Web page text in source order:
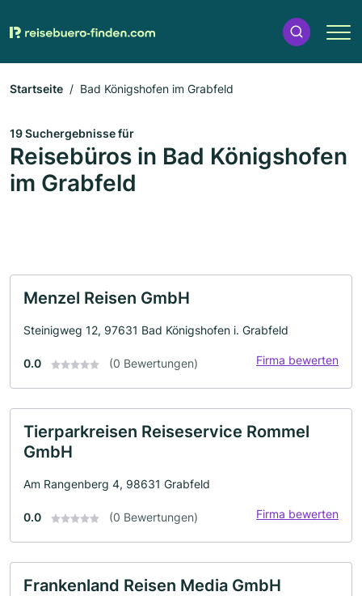
Startseite Bad Königshofen im Grabfeld
19 Suchergebnisse für
Reisebüros in Bad Königshofen
im Grabfeld
Menzel Reisen GmbH
Steinigweg 12, 97631 Bad Königshofen i. Grabfeld
0.0 (0 Bewertungen) Firma bewerten
Tierparkreisen Reiseservice Rommel
GmbH
Am Rangenberg 4, 98631 Grabfeld
0.0 (0 Bewertungen) Firma bewerten
Frankenland Reisen Media GmbH